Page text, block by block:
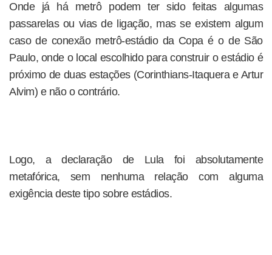
Onde já há metrô podem ter sido feitas algumas
passarelas ou vias de ligação, mas se existem algum
caso de conexão metrô-estádio da Copa é o de São
Paulo, onde o local escolhido para construir o estádio é
próximo de duas estações (Corinthians-Itaquera e Artur
Alvim) e não o contrário.
Logo, a declaração de Lula foi absolutamente
metafórica, sem nenhuma relação com alguma
exigência deste tipo sobre estádios.